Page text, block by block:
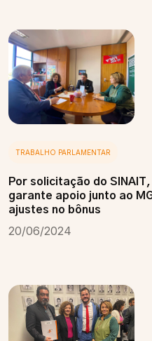
TRABALHO PARLAMENTAR
Por solicitação do
garante apoio junto ao
ajustes no bônus
20/06/2024